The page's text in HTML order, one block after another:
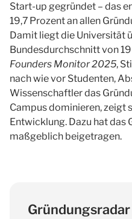
Start-up gegründet – das
19,7 Prozent an allen
Damit liegt die Universität
Bundesdurchschnitt von
Founders Monitor 2025,
nach wie vor Studenten,
Wissenschaftler das
Campus dominieren, zeigt
Entwicklung. Dazu hat das
maßgeblich beigetragen.